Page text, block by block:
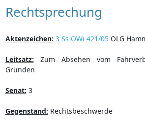
Rechtsprechung
Aktenzeichen: 3 Ss OWi 421/05OLG
Leitsatz: Zum Absehen vom
Gründen
Senat: 3
Gegenstand: Rechtsbeschwerde